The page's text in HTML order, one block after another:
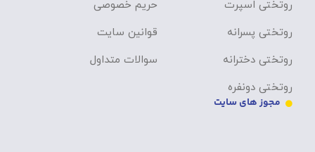
روتختی اسپرت
روتختی پسرانه
روتختی دخترانه
روتختی دونفره
حریم خصوصی
قوانین سایت
سوالات متداول
مجوز های سایت